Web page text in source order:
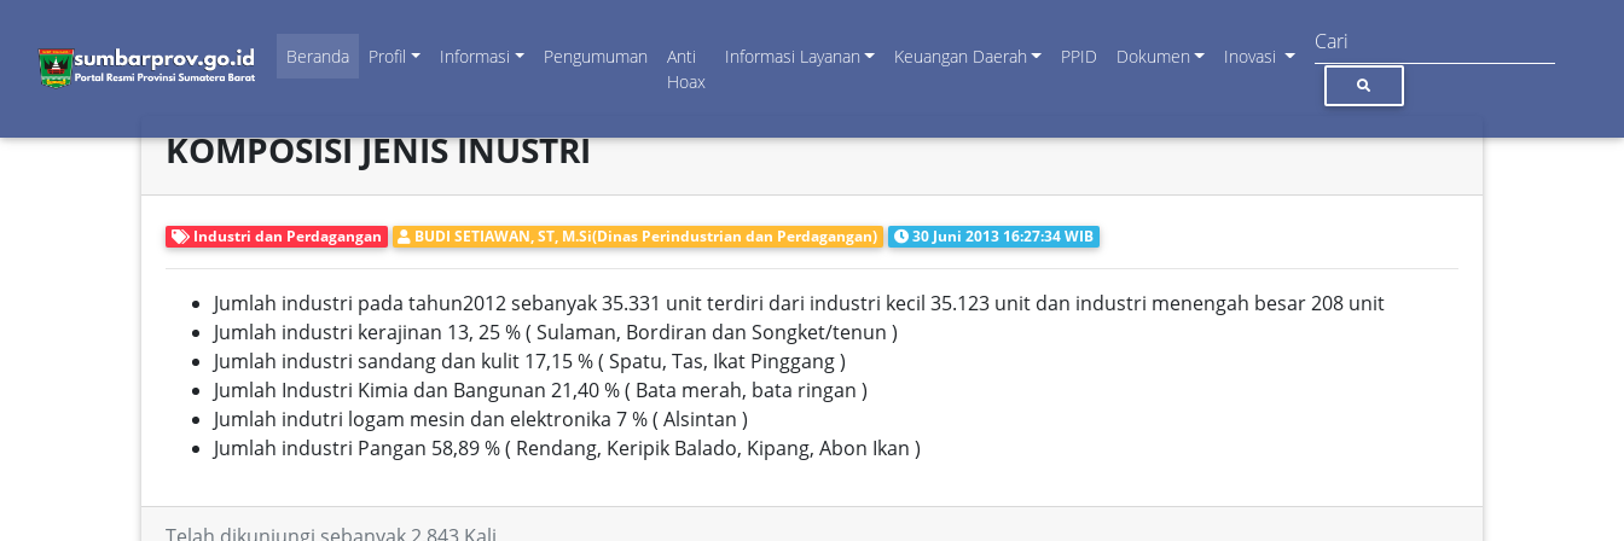
Beranda Profil Informasi Pengumuman
Anti
Hoax
Informasi Layanan Keuangan Daerah PPID Dokumen Inovasi
KOMPOSISI JENIS INUSTRI
Industri dan Perdagangan BUDI SETIAWAN, ST, M.Si(Dinas Perindustrian dan Perdagangan) 30 Juni 2013 16:27:34 WIB
Jumlah industri pada tahun2012 sebanyak 35.331 unit terdiri dari industri kecil 35.123 unit dan industri menengah besar 208 unit
Jumlah industri kerajinan 13, 25 % ( Sulaman, Bordiran dan Songket/tenun )
Jumlah industri sandang dan kulit 17,15 % ( Spatu, Tas, Ikat Pinggang )
Jumlah Industri Kimia dan Bangunan 21,40 % ( Bata merah, bata ringan )
Jumlah indutri logam mesin dan elektronika 7 % ( Alsintan )
Jumlah industri Pangan 58,89 % ( Rendang, Keripik Balado, Kipang, Abon Ikan )